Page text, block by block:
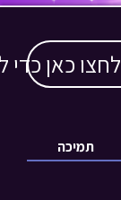
כאן כדי
תמיכה